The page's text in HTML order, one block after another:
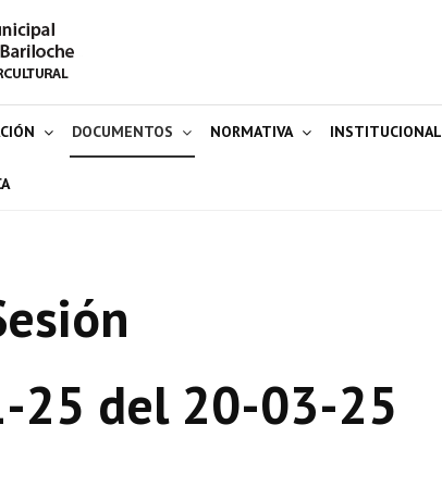
DOCUMENTOS NORMATIVA INSTITUCIONAL
25 del 20-03-25